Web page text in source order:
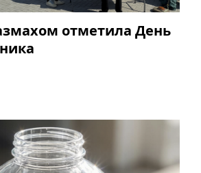
отметила День